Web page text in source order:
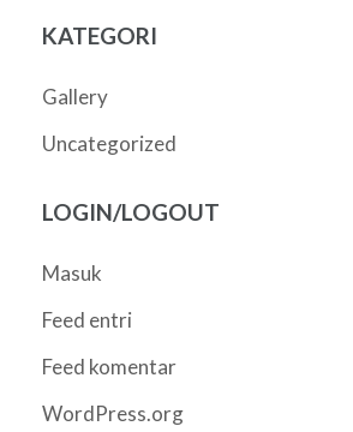
KATEGORI
Gallery
Uncategorized
LOGIN/LOGOUT
Masuk
Feed entri
Feed komentar
WordPress.org